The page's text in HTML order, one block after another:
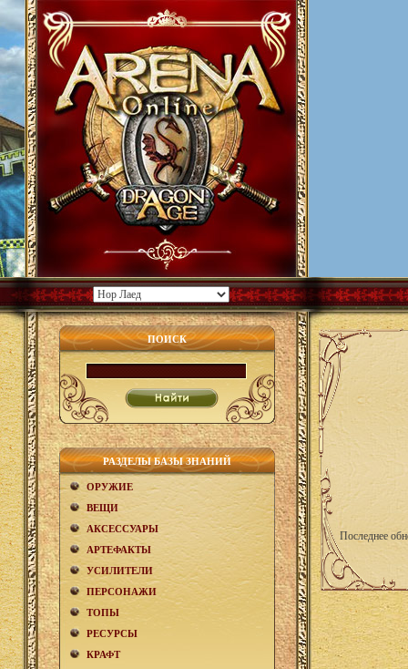
ПОИСК
РАЗДЕЛЫ БАЗЫ ЗНАНИЙ
ОРУЖИЕ
ВЕЩИ
АКCЕСCУАРЫ
АРТЕФАКТЫ
УСИЛИТЕЛИ
ПЕРСОНАЖИ
ТОПЫ
РЕСУРСЫ
КРАФТ
Последнее